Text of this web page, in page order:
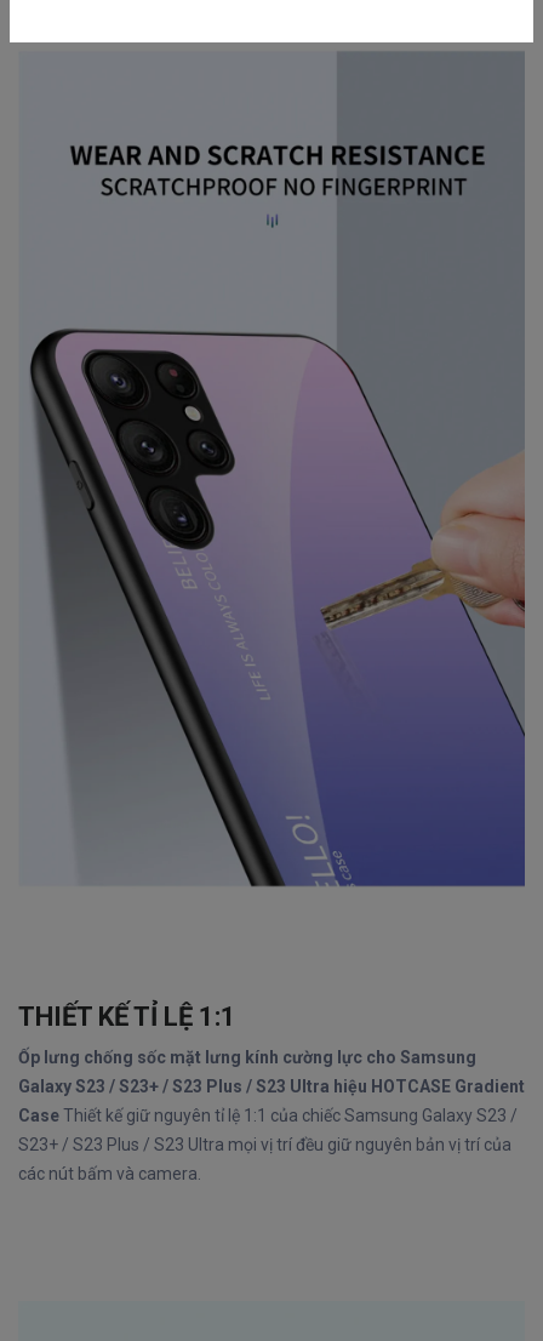
THIẾT KẾ TỈ LỆ 1:1
Ốp lưng chống sốc mặt lưng kính cường lực cho Samsung
Galaxy S23 / S23+ / S23 Plus / S23 Ultra hiệu HOTCASE Gradient
CaseThiết kế giữ nguyên tỉ lệ 1:1 của chiếc Samsung Galaxy S23 /
S23+ / S23 Plus / S23 Ultra mọi vị trí đều giữ nguyên bản vị trí của
các nút bấm và camera.